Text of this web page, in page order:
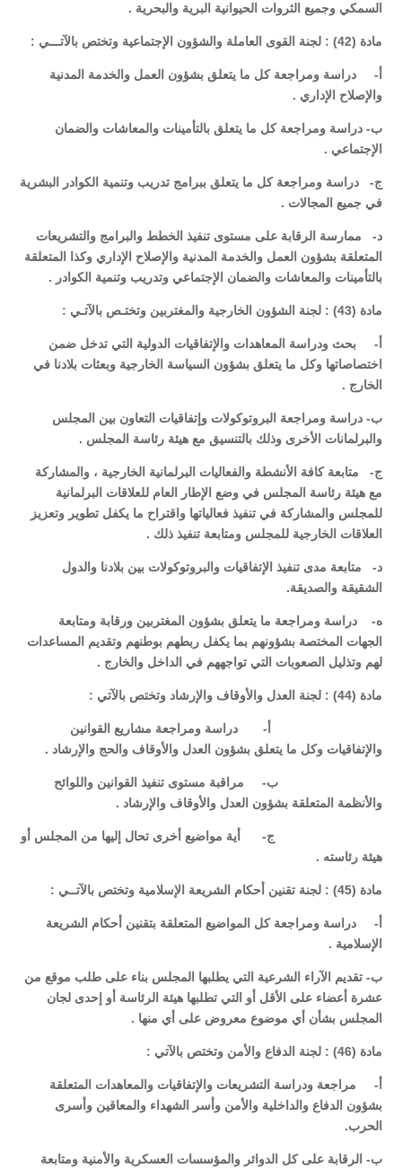
السمكي وجميع الثروات الحيوانية البرية والبحرية .
مادة (42) : لجنة القوى العاملة والشؤون الإجتماعية وتختص بالآتـــي :
‌أ- دراسة ومراجعة كل ما يتعلق بشؤون العمل والخدمة المدنية
والإصلاح الإداري .
‌ب- دراسة ومراجعة كل ما يتعلق بالتأمينات والمعاشات والضمان
الإجتماعي .
‌ج- دراسة ومراجعة كل ما يتعلق ببرامج تدريب وتنمية الكوادر البشرية
في جميع المجالات .
‌د- ممارسة الرقابة على مستوى تنفيذ الخطط والبرامج والتشريعات
المتعلقة بشؤون العمل والخدمة المدنية والإصلاح الإداري وكذا المتعلقة
بالتأمينات والمعاشات والضمان الإجتماعي وتدريب وتنمية الكوادر .
مادة (43) : لجنة الشؤون الخارجية والمغتربين وتختـص بالآتـي :
‌أ- بحث ودراسة المعاهدات والإتفاقيات الدولية التي تدخل ضمن
اختصاصاتها وكل ما يتعلق بشؤون السياسة الخارجية وبعثات بلادنا في
الخارج .
‌ب- دراسة ومراجعة البروتوكولات وإتفاقيات التعاون بين المجلس
والبرلمانات الأخرى وذلك بالتنسيق مع هيئة رئاسة المجلس .
‌ج- متابعة كافة الأنشطة والفعاليات البرلمانية الخارجية ، والمشاركة
مع هيئة رئاسة المجلس في وضع الإطار العام للعلاقات البرلمانية
للمجلس والمشاركة في تنفيذ فعالياتها واقتراح ما يكفل تطوير وتعزيز
العلاقات الخارجية للمجلس ومتابعة تنفيذ ذلك .
‌د- متابعة مدى تنفيذ الإتفاقيات والبروتوكولات بين بلادنا والدول
الشقيقة والصديقة.
‌ه- دراسة ومراجعة ما يتعلق بشؤون المغتربين ورقابة ومتابعة
الجهات المختصة بشؤونهم بما يكفل ربطهم بوطنهم وتقديم المساعدات
لهم وتذليل الصعوبات التي تواجههم في الداخل والخارج .
مادة (44) : لجنة العدل والأوقاف والإرشاد وتختص بالآتي :
‌أ- دراسة ومراجعة مشاريع القوانين
والإتفاقيات وكل ما يتعلق بشؤون العدل والأوقاف والحج والإرشاد .
‌ب- مراقبة مستوى تنفيذ القوانين واللوائح
والأنظمة المتعلقة بشؤون العدل والأوقاف والإرشاد .
‌ج- أية مواضيع أخرى تحال إليها من المجلس أو
هيئة رئاسته .
مادة (45) : لجنة تقنين أحكام الشريعة الإسلامية وتختص بالآتــي :
‌أ- دراسة ومراجعة كل المواضيع المتعلقة بتقنين أحكام الشريعة
الإسلامية .
‌ب- تقديم الآراء الشرعية التي يطلبها المجلس بناء على طلب موقع من
عشرة أعضاء على الأقل أو التي تطلبها هيئة الرئاسة أو إحدى لجان
المجلس بشأن أي موضوع معروض على أي منها .
مادة (46) : لجنة الدفاع والأمن وتختص بالآتي :
‌أ- مراجعة ودراسة التشريعات والإتفاقيات والمعاهدات المتعلقة
بشؤون الدفاع والداخلية والأمن وأسر الشهداء والمعاقين وأسرى
الحرب.
‌ب- الرقابة على كل الدوائر والمؤسسات العسكرية والأمنية ومتابعة